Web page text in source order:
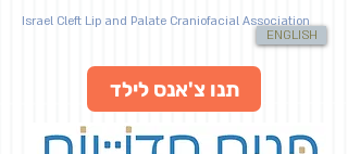
ENGLISH
Israel Cleft Lip and Palate Craniofacial Association
תנו צ'אנס לילד